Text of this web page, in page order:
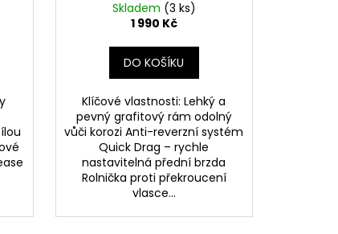
Skladem (3 ks)
1 990 Kč
DO KOŠÍKU
Klíčové vlastnosti: Lehký a
pevný grafitový rám odolný
vůči korozi Anti-reverzní systém
Quick Drag – rychle
nastavitelná přední brzda
Rolnička proti překroucení
vlasce...